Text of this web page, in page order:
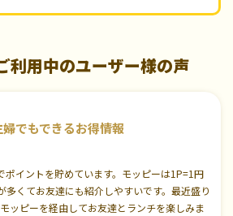
利用中のユーザー様の声
でもできるお得情報
ポイントを貯めています。モッピーは1P=1円
多くてお友達にも紹介しやすいです。最近盛り
ッピーを経由してお友達とランチを楽しみま